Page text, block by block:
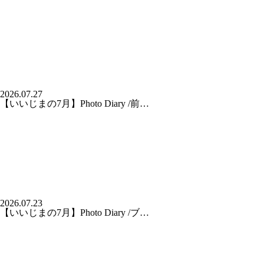
2026.07.27
【いいじまの7月】Photo Diary /前…
2026.07.23
【いいじまの7月】Photo Diary /ブ…